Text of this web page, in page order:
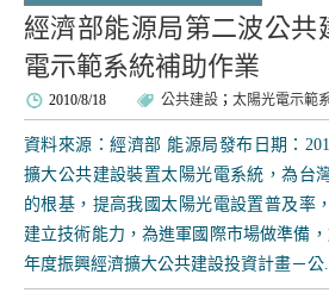
經濟部能源局第二波公共
電示範系統補助作業
2010/8/18 公共建設 ； 太陽光電示範
資料來源：經濟部 能源局發布日期：
擴大公共建設裝置太陽光電系統，為台
的根基，提高我國太陽光電設置普及率
建立技術能力，為進軍國際市場做準備
年度振興經濟擴大公共建設投資計畫－公